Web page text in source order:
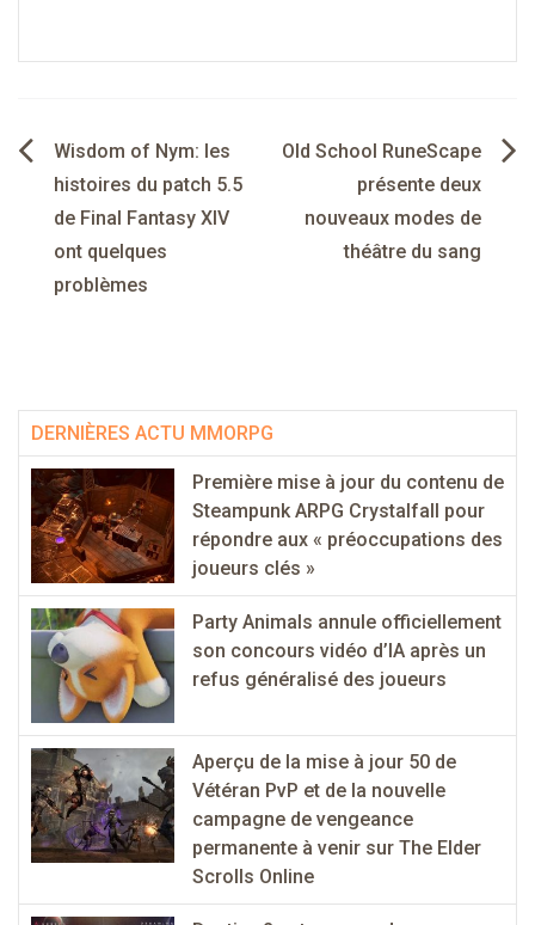
Navigation
de
l’article
Wisdom of Nym: les
histoires du patch 5.5
de Final Fantasy XIV
ont quelques
problèmes
Old School RuneScape
présente deux
nouveaux modes de
théâtre du sang
DERNIÈRES ACTU MMORPG
Première mise à jour du contenu de
Steampunk ARPG Crystalfall pour
répondre aux « préoccupations des
joueurs clés »
Party Animals annule officiellement
son concours vidéo d’IA après un
refus généralisé des joueurs
Aperçu de la mise à jour 50 de
Vétéran PvP et de la nouvelle
campagne de vengeance
permanente à venir sur The Elder
Scrolls Online